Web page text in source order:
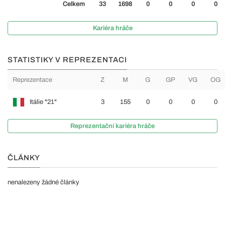
Celkem 33 1698 0 0 0 0
Kariéra hráče
STATISTIKY V REPREZENTACI
Reprezentace Z M G GP VG OG
Itálie "21" 3 155 0 0 0 0
Reprezentační kariéra hráče
ČLÁNKY
nenalezeny žádné články